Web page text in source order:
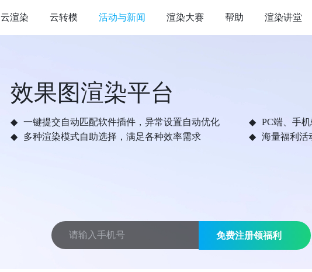
云渲染 云转模 活动与新闻 渲染大赛 帮助 渲染讲堂
效果图渲染平台
一键提交自动匹配软件插件，异常设置自动优化
PC端、手
多种渲染模式自助选择，满足各种效率需求
海量福利活
免费注册领福利